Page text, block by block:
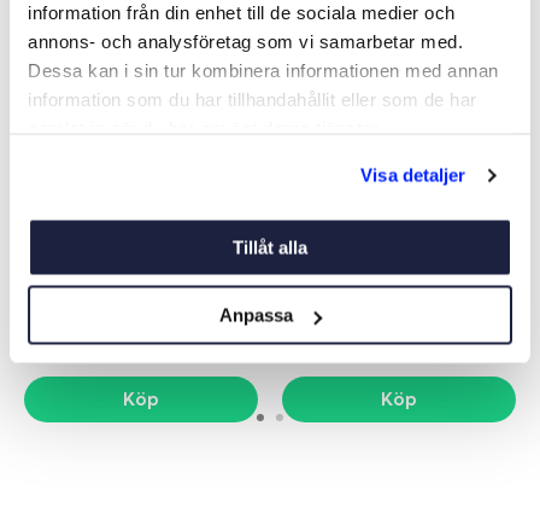
information från din enhet till de sociala medier och
annons- och analysföretag som vi samarbetar med.
Dessa kan i sin tur kombinera informationen med annan
information som du har tillhandahållit eller som de har
Visa detaljer
Tillåt alla
Anpassa
189 kr
Köp
Art nr:
135 kr
Orginaldel
Köp